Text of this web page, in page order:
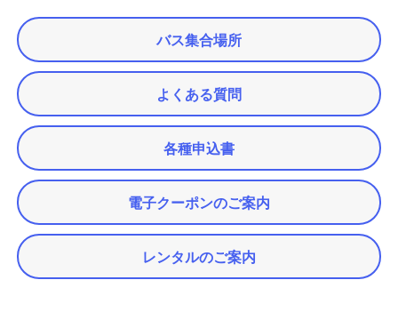
バス集合場所
よくある質問
各種申込書
電子クーポンのご案内
レンタルのご案内